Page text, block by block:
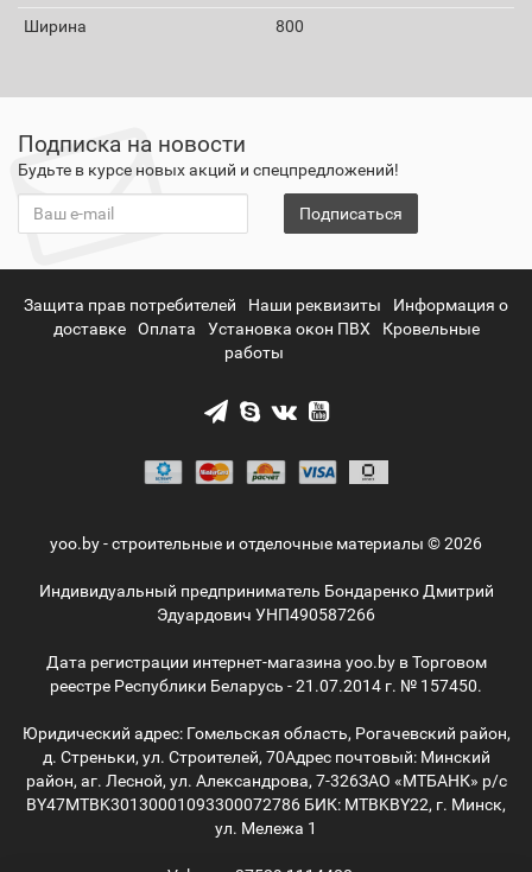
Ширина
800
Подписка на новости
Будьте в курсе новых акций и спецпредложений!
Подписаться
Защита прав потребителей Наши реквизиты
Информация о
доставке
Оплата Установка окон ПВХ
Кровельные
работы
yoo.by - строительные и отделочные материалы © 2026
Индивидуальный предприниматель Бондаренко Дмитрий
Эдуардович УНП490587266
Дата регистрации интернет-магазина yoo.by в Торговом
реестре Республики Беларусь - 21.07.2014 г. № 157450.
Юридический адрес: Гомельская область, Рогачевский район,
д. Стреньки, ул. Строителей, 70Адрес почтовый: Минский
район, аг. Лесной, ул. Александрова, 7-326ЗАО «МТБАНК» р/с
BY47MTBK30130001093300072786 БИК: MTBKBY22, г. Минск,
ул. Мележа 1